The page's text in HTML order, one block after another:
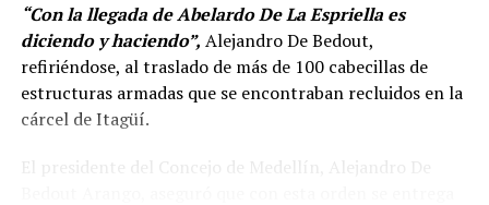
“Con la llegada de Abelardo De La Espriella es
diciendo y haciendo”, Alejandro De Bedout,
refiriéndose, al traslado de más de 100 cabecillas de
estructuras armadas que se encontraban recluidos en la
cárcel de Itagüí.
El presidente del Concejo de Medellín, Alejandro De